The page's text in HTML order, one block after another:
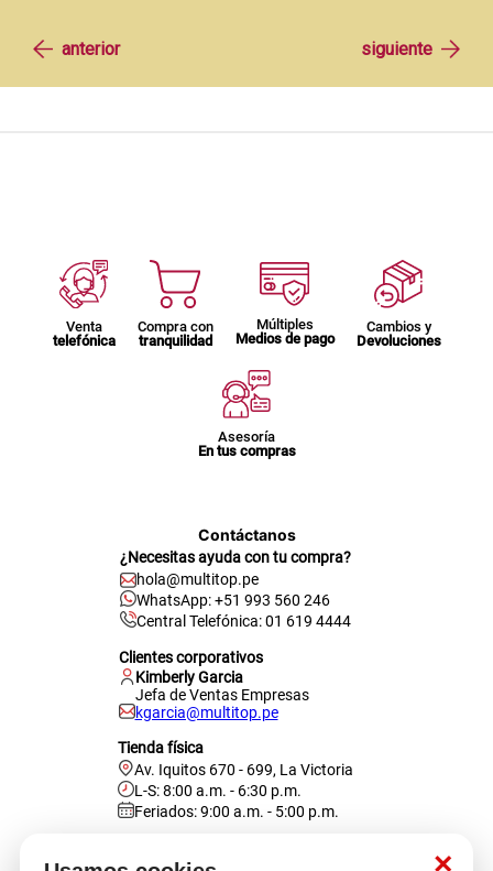
Venta
telefónica
Compra con
tranquilidad
Múltiples
Medios de pago
Cambios y
Devoluciones
Asesoría
En tus compras
Contáctanos
¿Necesitas ayuda con tu compra?
hola@multitop.pe
WhatsApp: +51 993 560 246
Central Telefónica: 01 619 4444
Clientes corporativos
Kimberly Garcia
Jefa de Ventas Empresas
kgarcia@multitop.pe
Tienda física
Av. Iquitos 670 - 699, La Victoria
L-S: 8:00 a.m. - 6:30 p.m.
Feriados: 9:00 a.m. - 5:00 p.m.